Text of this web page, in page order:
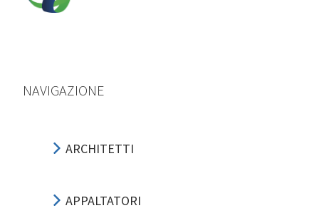
NAVIGAZIONE
ARCHITETTI
APPALTATORI